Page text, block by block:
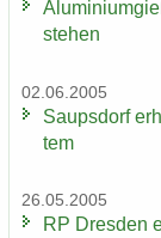
ste­hen
02.06.2005
Saups­dorf
tem
26.05.2005
RP Dres­den